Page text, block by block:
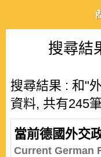
搜尋結
搜尋結果 : 和"
資料, 共有245筆
當前德國外交
Current German